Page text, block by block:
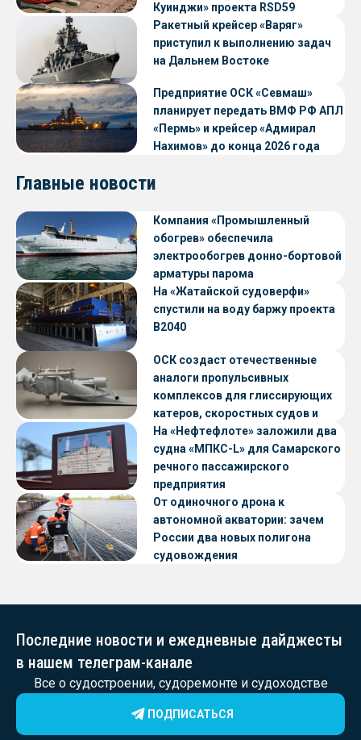
Куинджи» проекта RSD59
Ракетный крейсер «Варяг»
приступил к выполнению задач
на Дальнем Востоке
Предприятие ОСК «Севмаш»
планирует передать ВМФ РФ АПЛ
«Пермь» и крейсер «Адмирал
Нахимов» до конца 2026 года
Главные новости
Компания «Промышленный
обогрев» обеспечила
электрообогрев донно-бортовой
арматуры парома
«Петропавловск» проекта CNF22
На «Жатайской судоверфи»
спустили на воду баржу проекта
В2040
ОСК создаст отечественные
аналоги пропульсивных
комплексов для глиссирующих
катеров, скоростных судов и
судов с малой осадкой
На «Нефтефлоте» заложили два
судна «МПКС-L» для Самарского
речного пассажирского
предприятия
От одиночного дрона к
автономной акватории: зачем
России два новых полигона
судовождения
Последние новости и ежедневные дайджесты
в нашем телеграм-канале
Все о судостроении, судоремонте и судоходстве
ПОДПИСАТЬСЯ